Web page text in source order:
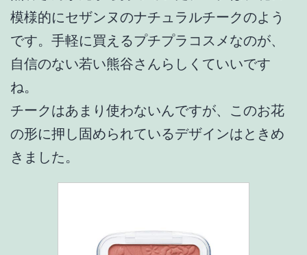
模様的にセザンヌのナチュラルチークのよう
です。手軽に買えるプチプラコスメなのが、
自信のない若い熊谷さんらしくていいです
ね。
チークはあまり使わないんですが、このお花
の形に押し固められているデザインはときめ
きました。